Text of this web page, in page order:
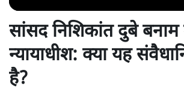
सांसद निशिकांत दुबे
न्यायाधीश: क्या यह
है?